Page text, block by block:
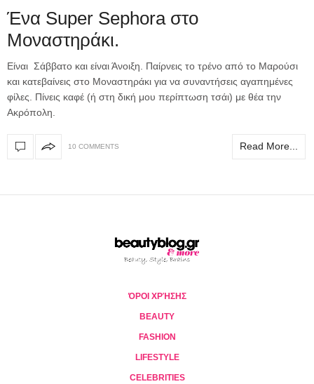
Ένα Super Sephora στο
Μοναστηράκι.
Είναι Σάββατο και είναι Άνοιξη. Παίρνεις το τρένο από το Μαρούσι
και κατεβαίνεις στο Μοναστηράκι για να συναντήσεις αγαπημένες
φίλες. Πίνεις καφέ (ή στη δική μου περίπτωση τσάι) με θέα την
Ακρόπολη.
10 COMMENTS Read More...
ΌΡΟΙ ΧΡΉΣΗΣ
BEAUTY
FASHION
LIFESTYLE
CELEBRITIES